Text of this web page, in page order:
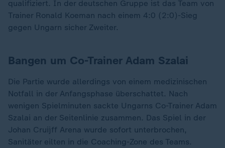
qualifiziert. In der deutschen Gruppe ist das Team von
Trainer Ronald Koeman nach einem 4:0 (2:0)-Sieg
gegen Ungarn sicher Zweiter.
Bangen um Co-Trainer Adam Szalai
Die Partie wurde allerdings von einem medizinischen
Notfall in der Anfangsphase überschattet. Nach
wenigen Spielminuten sackte Ungarns Co-Trainer Adam
Szalai an der Seitenlinie zusammen. Das Spiel in der
Johan Cruijff Arena wurde sofort unterbrochen,
Sanitäter eilten in die Coaching-Zone des Teams.